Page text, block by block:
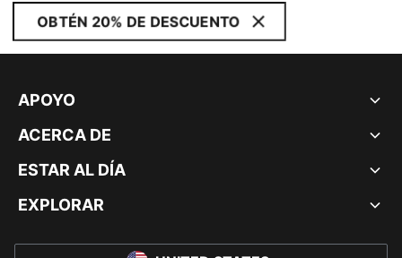
OBTÉN 20% DE DESCUENTO
APOYO
ACERCA DE
ESTAR AL DÍA
EXPLORAR